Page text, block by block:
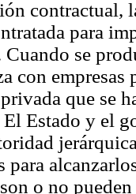
contractual,
para
Cuando se
con
que se
Estado y el
o no